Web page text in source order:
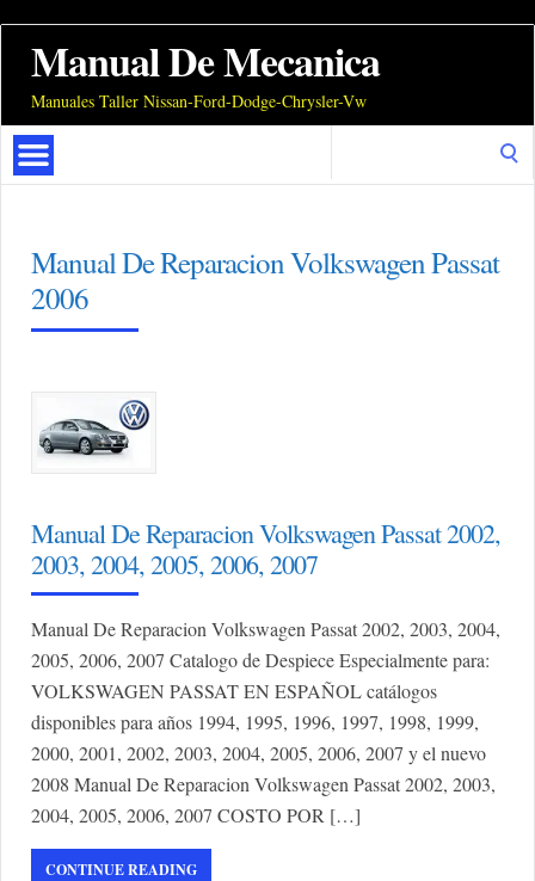
Manual De Mecanica
Manuales Taller Nissan-Ford-Dodge-Chrysler-Vw
Manual De Reparacion Volkswagen Passat
2006
Manual De Reparacion Volkswagen Passat 2002,
2003, 2004, 2005, 2006, 2007
Manual De Reparacion Volkswagen Passat 2002, 2003, 2004,
2005, 2006, 2007 Catalogo de Despiece Especialmente para:
VOLKSWAGEN PASSAT EN ESPAÑOL catálogos
disponibles para años 1994, 1995, 1996, 1997, 1998, 1999,
2000, 2001, 2002, 2003, 2004, 2005, 2006, 2007 y el nuevo
2008 Manual De Reparacion Volkswagen Passat 2002, 2003,
2004, 2005, 2006, 2007 COSTO POR […]
CONTINUE READING